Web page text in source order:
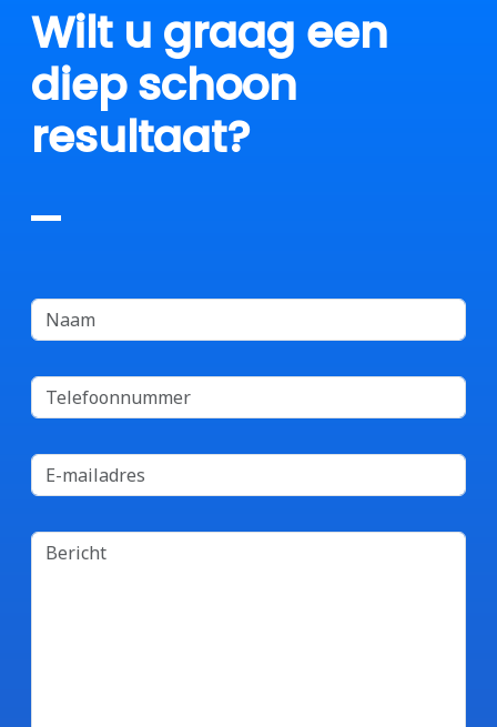
Wilt u graag een
diep schoon
resultaat?